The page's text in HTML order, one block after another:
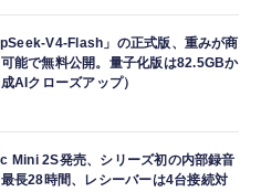
V4-Flash」の正式版、重みが商
能で無料公開。量子化版は82.5GBか
AIクローズアップ）
Mini 2S発売、シリーズ初の内部録音
長28時間、レシーバーは4台接続対